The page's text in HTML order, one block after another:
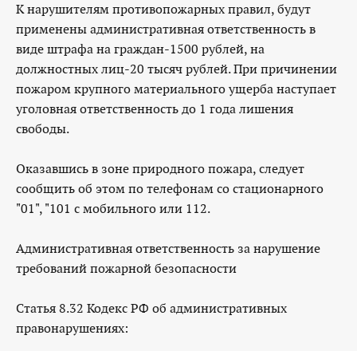
К нарушителям противопожарных правил, будут
применены административная ответственность в
виде штрафа на граждан-1500 рублей, на
должностных лиц-20 тысяч рублей. При причинении
пожаром крупного материального ущерба наступает
уголовная ответственность до 1 года лишения
свободы.
Оказавшись в зоне природного пожара, следует
сообщить об этом по телефонам со стационарного
"01", "101 с мобильного или 112.
Административная ответственность за нарушение
требований пожарной безопасности
Статья 8.32 Кодекс РФ об административных
правонарушениях: